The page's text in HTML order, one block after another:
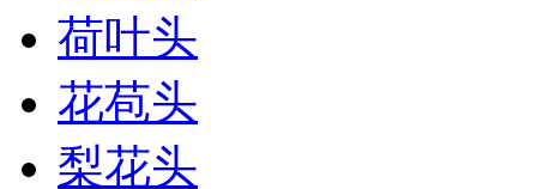
荷叶头
花苞头
梨花头